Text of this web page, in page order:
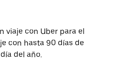
viaje con Uber para el
con hasta 90 días de
del año.